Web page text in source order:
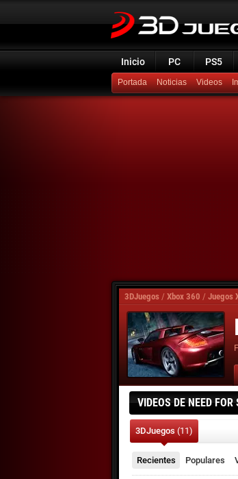
Inicio PC PS5
Portada Noticias Videos
3DJuegos / Xbox 360 / Juegos
VIDEOS DE NEED
3DJuegos (11)
Recientes Populares